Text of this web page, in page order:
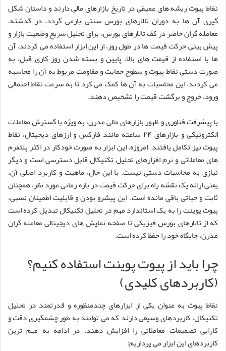
نقاط پیوت ریشه های عمیقی در تاریخ بازارهای مالی دارند و داستان شکل
گیری آن ها به دوران تالارهای بورس سنتی بازمی گردد. در گذشته،
معامله گران حاضر در کف تالارهای بورس، برای تحلیل سریع وضعیت بازار و
پیش بینی حرکت قیمت ها در طول روز، از این ابزار استفاده می کردند. آن
ها با استفاده از قیمت های بالا، پایین و بسته شدن روز کاری قبل، به
صورت دستی نقاط پیوت و سطوح حمایت و مقاومت مربوط به آن را محاسبه
می کردند. این محاسبات به آن ها کمک می کرد تا به سرعت نقاط احتمالی
ورود، خروج و برگشت قیمت را تشخیص دهند.
با پیشرفت فناوری و ظهور بازارهای مالی مدرن، به ویژه با گسترش معاملات
الکترونیکی و بازارهای ۲۴ ساعته مانند فارکس و ارزهای دیجیتال، نقاط
پیوت نیز تکامل یافتند. امروزه، این ابزار به صورت خودکار در اکثر پلتفرم
های معاملاتی و نرم افزارهای تحلیل تکنیکال قابل دسترسی است و دیگر
نیازی به محاسبات دستی نیست. با این حال، ماهیت و کاربرد اصلی آن،
یعنی ارائه یک نقشه راه برای حرکت قیمت در بازه زمانی مورد نظر، همچنان
ثابت و حیاتی باقی مانده است. این پیشرو بودن و قابلیت اطمینان نسبی،
پیوت پوینت را به یک استاندارد مهم در تحلیل تکنیکال تبدیل کرده است
که از تالارهای بورس فیزیکی تا صفحه نمایش های دیجیتالی معامله گران
مدرن، جایگاه خود را حفظ کرده است.
چرا باید از پیوت پوینت استفاده کنیم؟
(کاربردهای کلیدی)
نقاط پیوت به عنوان یکی از ابزارهای چندمنظوره و قدرتمند در تحلیل
تکنیکال، کاربردهای وسیعی دارند که می توانند به طور چشمگیری دقت و
کارایی تصمیمات معاملاتی را افزایش دهند. در ادامه به مهم ترین
کاربردهای این ابزار می پردازیم: